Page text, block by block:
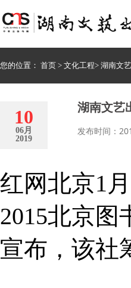
您的位置： 首页 > 文化工程> 湖南文
10
06月
2019
湖南文艺
发布时间：
红网北京1
2015北京
宣布，该社